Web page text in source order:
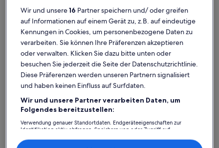
wirf einen Blick auf unsere Ferienunterkünfte und finde genau das
Passende für dich. Egal, mit wem du deine Ferienunterkunft buchst,
ob mit deinen Kindern, Haustieren oder Freunden, du kannst dich
auf all die Annehmlichkeiten freuen, die du dir wünschst. Dazu
gehören möglicherweise ein Pool sowie eine Waschmaschine und
ein Trockner. Wovon du auch träumst, in nur wenigen Klicks kannst
du die Unterkunft buchen, die allen zusagt und jedermanns
Erwartungen gerecht wird – das Angebot bei uns ist vielfältig und
umfasst Optionen, die geeignet für Nichtraucher sind oder über
barrierarme Ausstattung verfügen.
Finde Unterkünfte ganz nach deinem
Geschmack
Wir und unsere16 Partner speichern und/ oder greifen
auf Informationen auf einem Gerät zu, z.B. auf eindeutige
Kennungen in Cookies, um personenbezogene Daten zu
verarbeiten. Sie können Ihre Präferenzen akzeptieren
oder verwalten. Klicken Sie dazu bitte unten oder
besuchen Sie jederzeit die Seite der Datenschutzrichtlinie.
Diese Präferenzen werden unseren Partnern signalisiert
und haben keinen Einfluss auf Surfdaten.
Wir und unsere Partner verarbeiten Daten, um
Folgendes bereitzustellen:
Verwendung genauer Standortdaten. Endgeräteeigenschaften zur
Identifikation aktiv abfragen. Speichern von oder Zugriff auf
Inhalte, Messung von Werbeleistung und der Performance von Inhalten,